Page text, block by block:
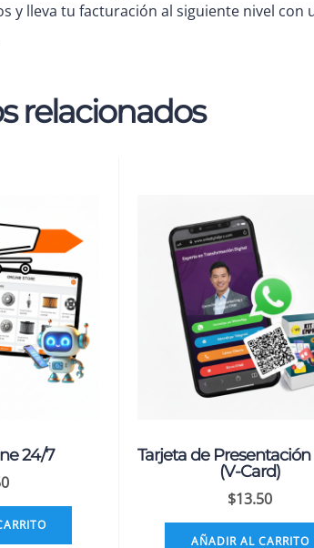
y lleva tu facturación al siguiente nivel
relacionados
24/7
Tarjeta de Presentación
(V-Card)
$13.50
AÑADIR AL CARRITO